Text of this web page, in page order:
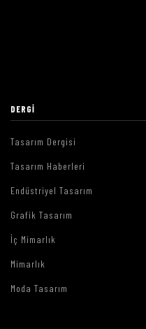
DERGI
Tasarım Dergisi
Tasarım Haberleri
Endüstriyel Tasarım
Grafik Tasarım
İç Mimarlık
Mimarlık
Moda Tasarım